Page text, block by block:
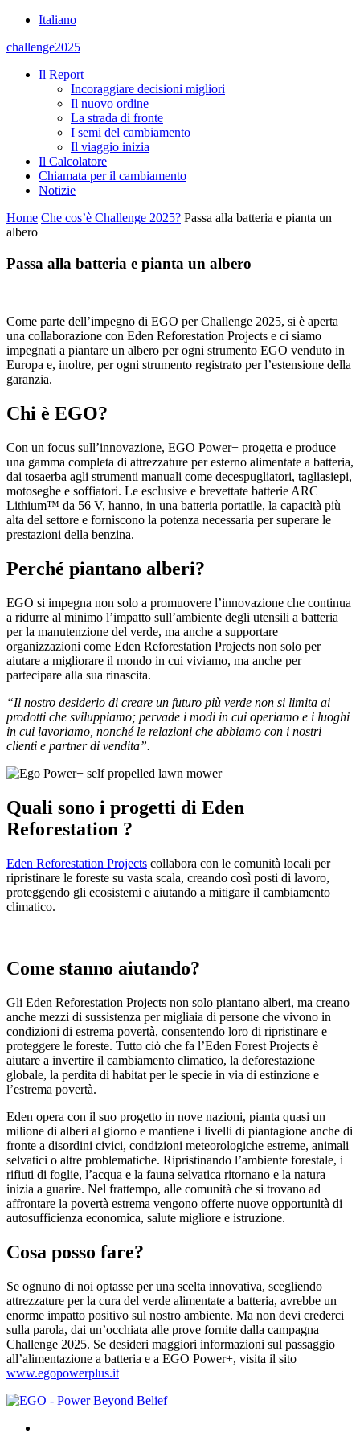
Italiano
challenge2025
Il Report
Incoraggiare decisioni migliori
Il nuovo ordine
La strada di fronte
I semi del cambiamento
Il viaggio inizia
Il Calcolatore
Chiamata per il cambiamento
Notizie
Home Che cos’è Challenge 2025? Passa alla batteria e pianta un
albero
Passa alla batteria e pianta un albero
Come parte dell’impegno di EGO per Challenge 2025, si è aperta
una collaborazione con Eden Reforestation Projects e ci siamo
impegnati a piantare un albero per ogni strumento EGO venduto in
Europa e, inoltre, per ogni strumento registrato per l’estensione della
garanzia.
Chi è EGO?
Con un focus sull’innovazione, EGO Power+ progetta e produce
una gamma completa di attrezzature per esterno alimentate a batteria,
dai tosaerba agli strumenti manuali come decespugliatori, tagliasiepi,
motoseghe e soffiatori. Le esclusive e brevettate batterie ARC
Lithium™ da 56 V, hanno, in una batteria portatile, la capacità più
alta del settore e forniscono la potenza necessaria per superare le
prestazioni della benzina.
Perché piantano alberi?
EGO si impegna non solo a promuovere l’innovazione che continua
a ridurre al minimo l’impatto sull’ambiente degli utensili a batteria
per la manutenzione del verde, ma anche a supportare
organizzazioni come Eden Reforestation Projects non solo per
aiutare a migliorare il mondo in cui viviamo, ma anche per
partecipare alla sua rinascita.
“Il nostro desiderio di creare un futuro più verde non si limita ai
prodotti che sviluppiamo; pervade i modi in cui operiamo e i luoghi
in cui lavoriamo, nonché le relazioni che abbiamo con i nostri
clienti e partner di vendita”.
Quali sono i progetti di Eden
Reforestation ?
Eden Reforestation Projects collabora con le comunità locali per
ripristinare le foreste su vasta scala, creando così posti di lavoro,
proteggendo gli ecosistemi e aiutando a mitigare il cambiamento
climatico.
Come stanno aiutando?
Gli Eden Reforestation Projects non solo piantano alberi, ma creano
anche mezzi di sussistenza per migliaia di persone che vivono in
condizioni di estrema povertà, consentendo loro di ripristinare e
proteggere le foreste. Tutto ciò che fa l’Eden Forest Projects è
aiutare a invertire il cambiamento climatico, la deforestazione
globale, la perdita di habitat per le specie in via di estinzione e
l’estrema povertà.
Eden opera con il suo progetto in nove nazioni, pianta quasi un
milione di alberi al giorno e mantiene i livelli di piantagione anche di
fronte a disordini civici, condizioni meteorologiche estreme, animali
selvatici o altre problematiche. Ripristinando l’ambiente forestale, i
rifiuti di foglie, l’acqua e la fauna selvatica ritornano e la natura
inizia a guarire. Nel frattempo, alle comunità che si trovano ad
affrontare la povertà estrema vengono offerte nuove opportunità di
autosufficienza economica, salute migliore e istruzione.
Cosa posso fare?
Se ognuno di noi optasse per una scelta innovativa, scegliendo
attrezzature per la cura del verde alimentate a batteria, avrebbe un
enorme impatto positivo sul nostro ambiente. Ma non devi crederci
sulla parola, dai un’occhiata alle prove fornite dalla campagna
Challenge 2025. Se desideri maggiori informazioni sul passaggio
all’alimentazione a batteria e a EGO Power+, visita il sito
www.egopowerplus.it